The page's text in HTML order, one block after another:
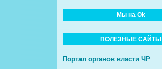
Мы на Ok
ПОЛЕЗНЫЕ САЙТЫ
Портал органов власти ЧР